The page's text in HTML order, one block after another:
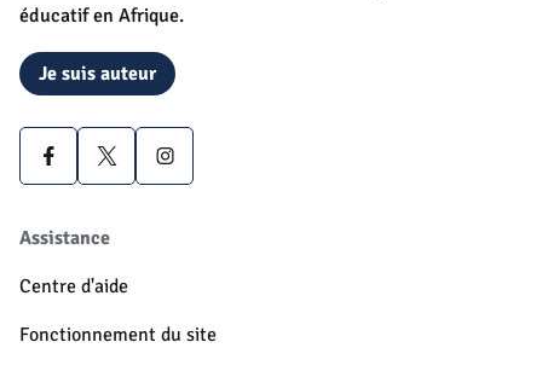
éducatif en Afrique.
Je suis auteur
Assistance
Centre d'aide
Fonctionnement du site